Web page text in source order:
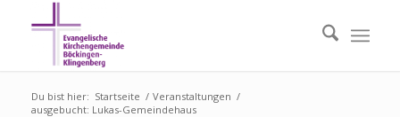
Du bist hier: Startseite / Veranstaltungen /
ausgebucht: Lukas-Gemeindehaus